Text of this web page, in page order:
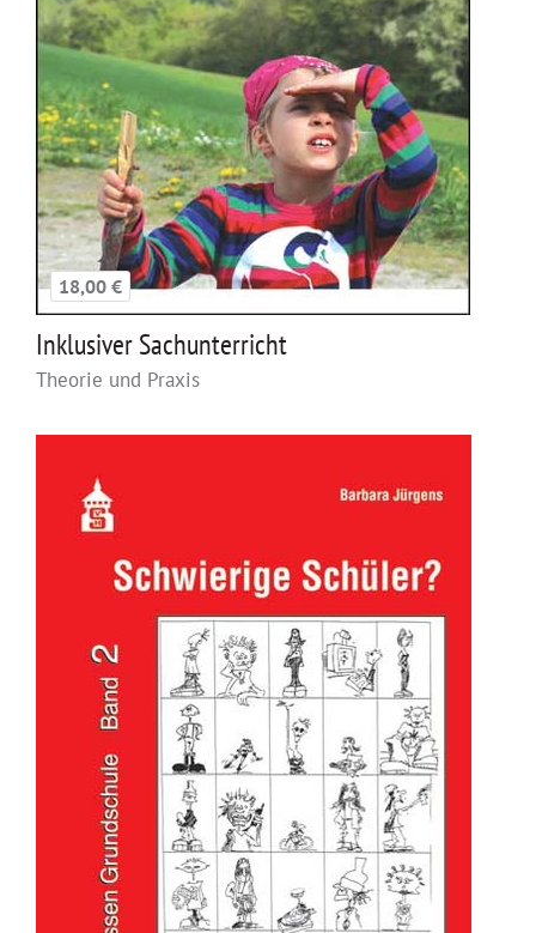
18,00 €
Inklusiver Sachunterricht
Theorie und Praxis